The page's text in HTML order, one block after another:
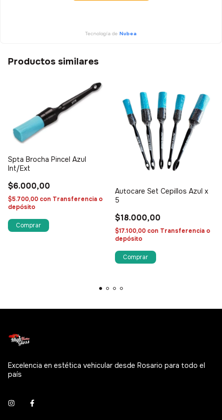
Tecnología de Nubea
Productos similares
Spta Brocha Pincel Azul
Int/Ext
$6.000,00
$5.700,00 con Transferencia o
depósito
Autocare Set Cepillos Azul x
5
$18.000,00
$17.100,00 con Transferencia o
depósito
Excelencia en estética vehicular desde Rosario para todo el
país